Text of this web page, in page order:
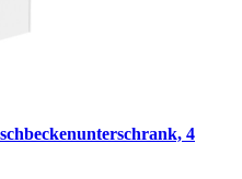
4